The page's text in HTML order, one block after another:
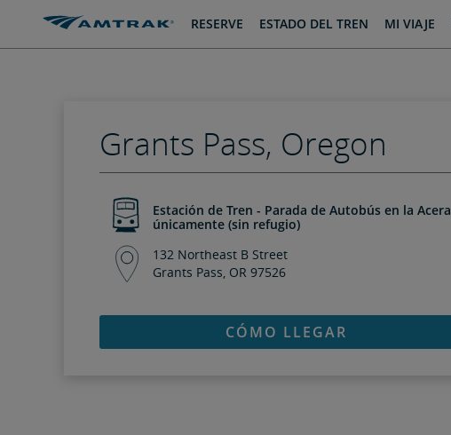
saltar
saltar RESERVE ESTADO DEL TREN MI VIAJE
Grants Pass, Oregon
Estación de Tren - Parada de Autobús en la Acera
únicamente (sin refugio)
132 Northeast B Street
Grants Pass, OR 97526
CÓMO LLEGAR